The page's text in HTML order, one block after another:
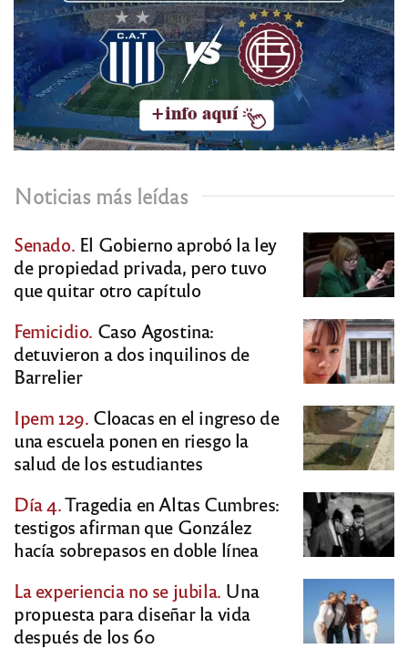
Noticias más leídas
Senado. El Gobierno aprobó la ley
de propiedad privada, pero tuvo
que quitar otro capítulo
Femicidio. Caso Agostina:
detuvieron a dos inquilinos de
Barrelier
Ipem 129. Cloacas en el ingreso de
una escuela ponen en riesgo la
salud de los estudiantes
Día 4.Tragedia en Altas Cumbres:
testigos afirman que González
hacía sobrepasos en doble línea
La experiencia no se jubila. Una
propuesta para diseñar la vida
después de los 60